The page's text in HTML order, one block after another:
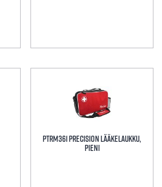
PTRM361 Precision Lääkelaukku,
pieni